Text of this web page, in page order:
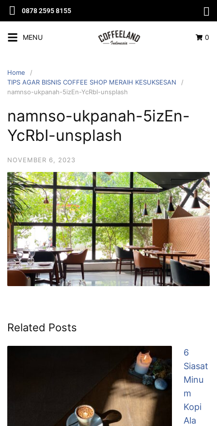
0878 2595 8155
MENU 0
Home
TIPS AGAR BISNIS COFFEE SHOP MERAIH KESUKSESAN
namnso-ukpanah-5izEn-YcRbI-unsplash
namnso-ukpanah-5izEn-
YcRbI-unsplash
NOVEMBER 6, 2023
Related Posts
6
Siasat
Minu
m
Kopi
Ala